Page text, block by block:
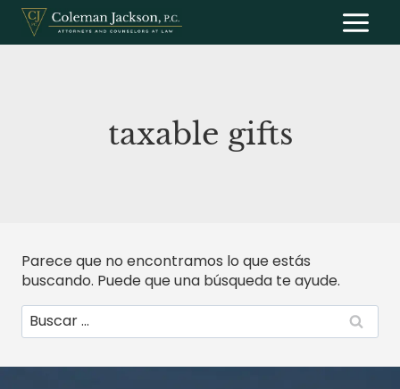
Saltar
contenido
taxable gifts
Parece que no encontramos lo que estás
buscando. Puede que una búsqueda te ayude.
Buscar: